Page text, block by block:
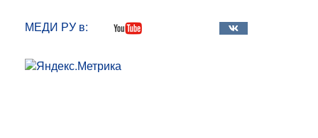
МЕДИ РУ в: